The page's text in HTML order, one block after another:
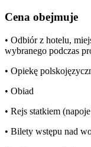
Cena obejmuje
• Odbiór z hotelu,
wybranego podczas
• Opiekę
• Obiad
• Rejs statkiem
• Bilety wstępu nad